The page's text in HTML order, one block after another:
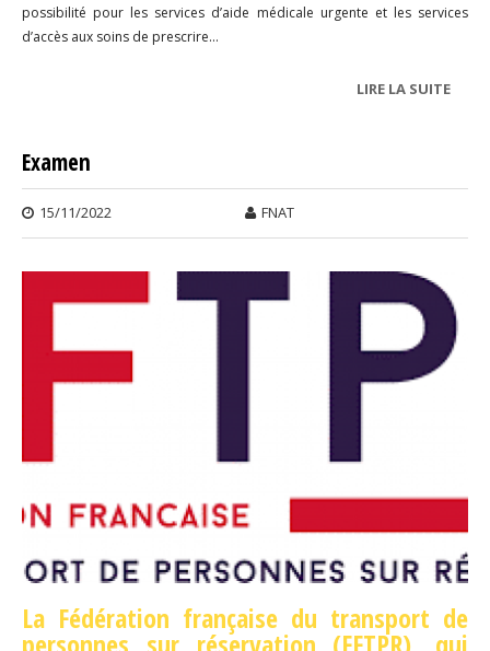
possibilité pour les services d’aide médicale urgente et les services
d’accès aux soins de prescrire...
LIRE LA SUITEDE
DE
ET
Examen
15/11/2022 FNAT
La Fédération française du transport de